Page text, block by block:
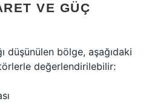
VE GÜÇ
düşünülen bölge, aşağıdaki
değerlendirilebilir: